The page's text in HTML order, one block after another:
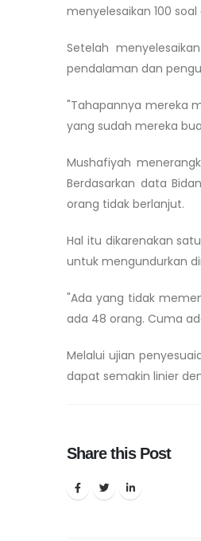
menyelesaikan 100
Setelah
pendalaman dan
"Tahapannya mereka
yang sudah mereka
Mushafiyah
Berdasarkan data
orang tidak berlanjut.
Hal itu dikarenakan
untuk mengundurkan
"Ada yang tidak
ada 48 orang. Cuma
Melalui ujian
dapat semakin linier
Share this Post